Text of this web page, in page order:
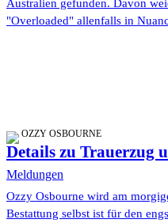
Australien gefunden. Davon
"Overloaded" allenfalls in
OZZY OSBOURNE
Details zu Trauerzug
Meldungen
Ozzy Osbourne wird am
Bestattung selbst ist für den